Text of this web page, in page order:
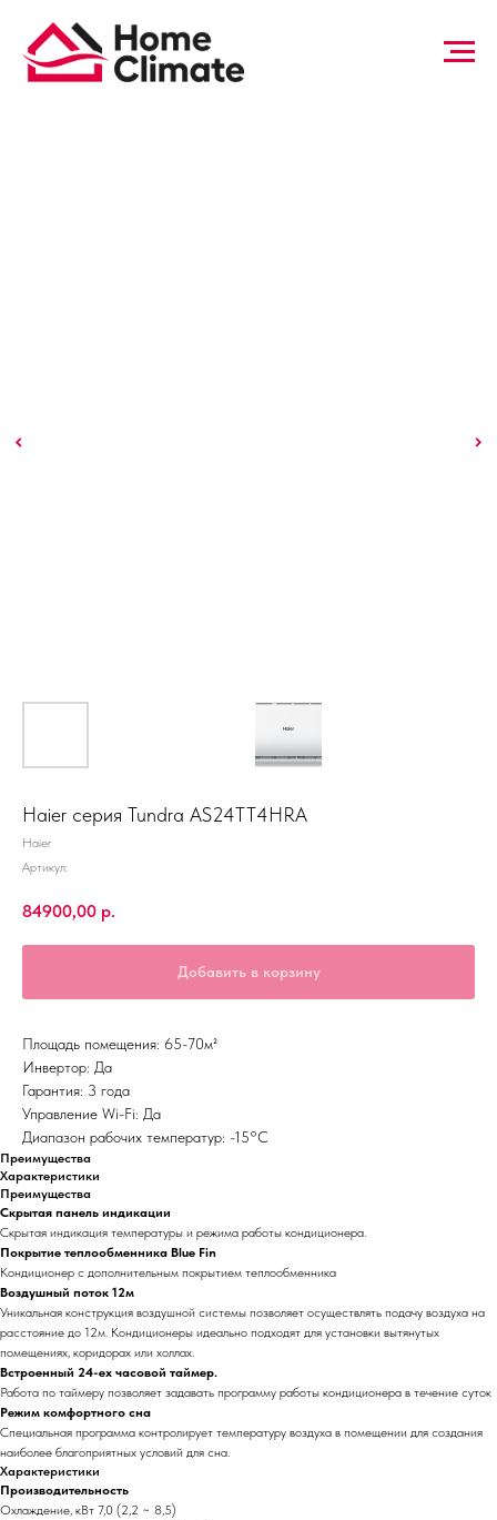
Haier серия Tundra AS24TT4HRA
Haier
Артикул:
84900,00 р.
Добавить в корзину
Площадь помещения: 65-70м²
Инвертор: Да
Гарантия: 3 года
Управление Wi-Fi: Да
Диапазон рабочих температур: -15°С
Преимущества
Характеристики
Преимущества
Скрытая панель индикации
Скрытая индикация температуры и режима работы кондиционера.
Покрытие теплообменника Blue Fin
Кондиционер с дополнительным покрытием теплообменника
Воздушный поток 12м
Уникальная конструкция воздушной системы позволяет осуществлять подачу воздуха на
расстояние до 12м. Кондиционеры идеально подходят для установки вытянутых
помещениях, коридорах или холлах.
Встроенный 24-ех часовой таймер.
Работа по таймеру позволяет задавать программу работы кондиционера в течение суток
Режим комфортного сна
Специальная программа контролирует температуру воздуха в помещении для создания
наиболее благоприятных условий для сна.
Характеристики
Производительность
Охлаждение, кВт 7,0 (2,2 ~ 8,5)